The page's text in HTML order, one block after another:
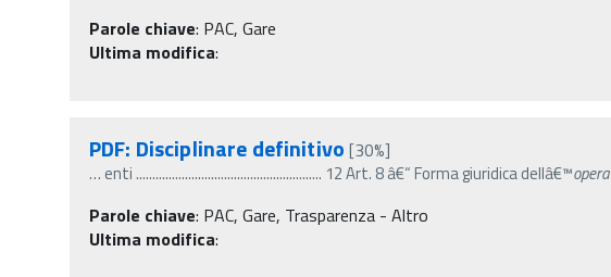
Parole chiave: PAC, Gare
Ultima modifica:
PDF: Disciplinare definitivo [30%]
… enti ......................................................... 12 Art. 8 â€“ Forma giuridica dellâ€™
Parole chiave: PAC, Gare, Trasparenza - Altro
Ultima modifica: